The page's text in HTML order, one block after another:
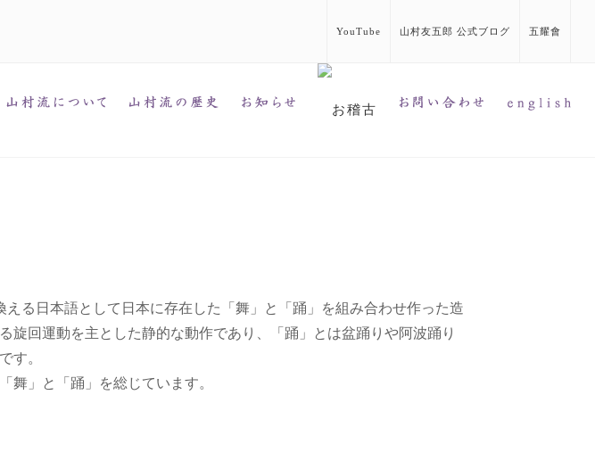
YouTube 山村友五郎 公式ブログ 五耀會
える日本語として日本に存在した「舞」と「踊」を組み合わせ作った造
旋回運動を主とした静的な動作であり、「踊」とは盆踊りや阿波踊り
す。
舞」と「踊」を総じています。